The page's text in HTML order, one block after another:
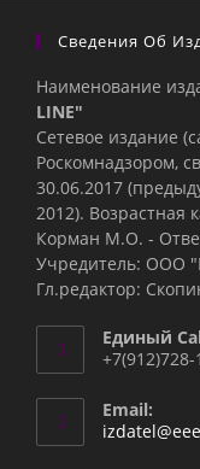
Сведения Об
Наименование
LINE"
Сетевое издание
Роскомнадзором,
30.06.2017
2012). Возрастная
Корман М.О. -
Учредитель: ООО
Гл.редактор:
Единый
Email: